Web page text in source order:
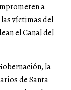
a
víctimas del
el Canal del
la
de Santa